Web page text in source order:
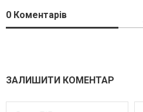
0 Коментарів
ЗАЛИШИТИ КОМЕНТАР